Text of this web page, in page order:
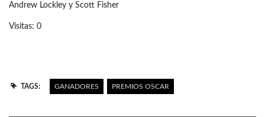
Andrew Lockley y Scott Fisher
Visitas: 0
TAGS: GANADORES PREMIOS OSCAR